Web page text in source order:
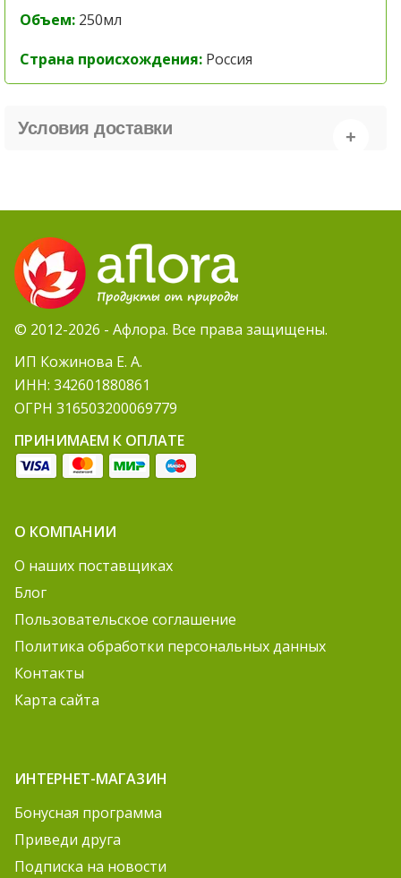
Объем: 250мл
Страна происхождения: Россия
Условия доставки
© 2012-2026 - Афлора. Все права защищены.
ИП Кожинова Е. А.
ИНН: 342601880861
ОГРН 316503200069779
ПРИНИМАЕМ К ОПЛАТЕ
О КОМПАНИИ
О наших поставщиках
Блог
Пользовательское соглашение
Политика обработки персональных данных
Контакты
Карта сайта
ИНТЕРНЕТ-МАГАЗИН
Бонусная программа
Приведи друга
Подписка на новости